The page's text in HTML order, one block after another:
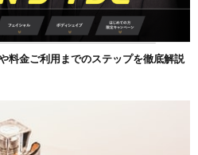
料金ご利用までのステップを徹底解説